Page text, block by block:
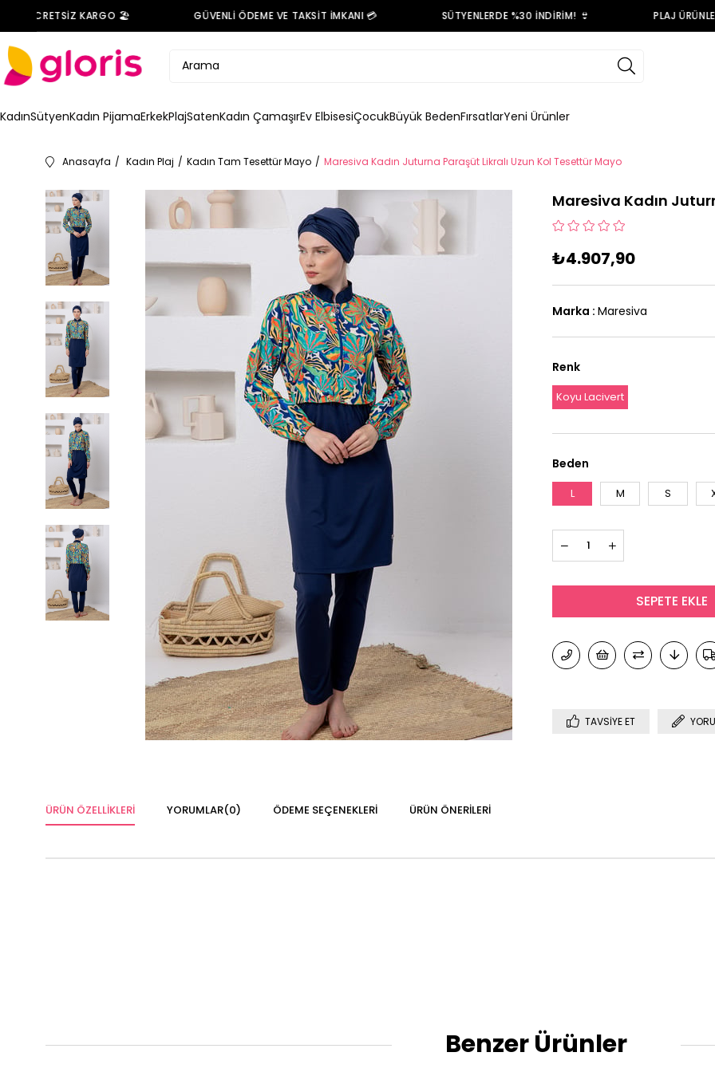
ÜCRETSİZ KARGO 🏖️ GÜVENLİ ÖDEME VE TAKSİT İMKANI 💳 SÜTYENLERDE %30 İNDİRİM! 👙 PLAJ
KadınSütyenKadın PijamaErkekPlajSatenKadın ÇamaşırEv ElbisesiÇocukBüyük BedenFırsatlarYeni Ürünler
Anasayfa Kadın Plaj Kadın Tam Tesettür Mayo Maresiva Kadın Juturna Paraşüt Likralı Uzun Kol Tesettür Mayo
Maresiva Kadın
₺4.907,90
Marka : Maresiva
Renk
Koyu Lacivert
Beden
L M S
TAVSIYE ET
ÜRÜN ÖZELLIKLERI YORUMLAR(0) ÖDEME SEÇENEKLERI ÜRÜN ÖNERILERI
Benzer Ürünler